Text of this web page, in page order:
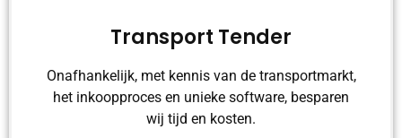
Transport Tender
Onafhankelijk, met kennis van de transportmarkt,
het inkoopproces en unieke software, besparen
wij tijd en kosten.